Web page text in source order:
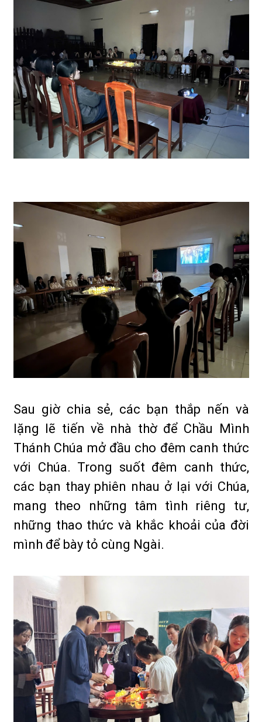
Sau giờ chia sẻ, các bạn thắp nến và
lặng lẽ tiến về nhà thờ để Chầu Mình
Thánh Chúa mở đầu cho đêm canh thức
với Chúa. Trong suốt đêm canh thức,
các bạn thay phiên nhau ở lại với Chúa,
mang theo những tâm tình riêng tư,
những thao thức và khắc khoải của đời
mình để bày tỏ cùng Ngài.